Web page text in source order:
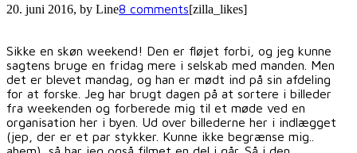
20. juni 2016, by Line8 comments[zilla_likes]
Sikke en skøn weekend! Den er fløjet forbi, og jeg kunne
sagtens bruge en fridag mere i selskab med manden. Men
det er blevet mandag, og han er mødt ind på sin afdeling
for at forske. Jeg har brugt dagen på at sortere i billeder
fra weekenden og forberede mig til et møde ved en
organisation her i byen. Ud over billederne her i indlægget
(jep, der er et par stykker. Kunne ikke begrænse mig..